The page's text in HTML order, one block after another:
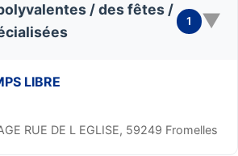
/ des fêtes /
1 ▼
LIBRE
RUE DE L EGLISE, 59249 Fromelles